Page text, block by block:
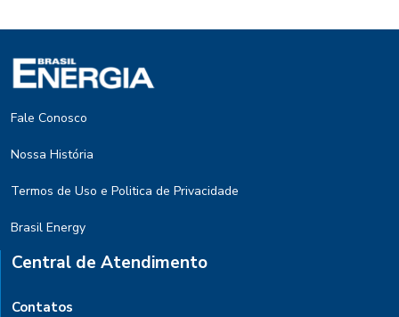
Fale Conosco
Nossa História
Termos de Uso e Politica de Privacidade
Brasil Energy
Central de Atendimento
Contatos